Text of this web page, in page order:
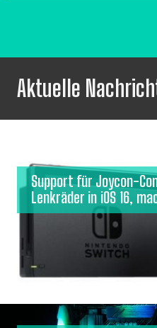
Aktuelle
Support für Joycon-
Lenkräder in iOS 16,